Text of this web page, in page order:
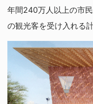
年間240万人以上の市
の観光客を受け入れる